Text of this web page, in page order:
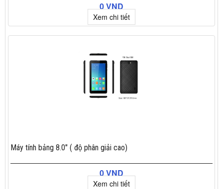
0 VND
Xem chi tiết
Máy tính bảng 8.0" ( độ phân giải cao)
0 VND
Xem chi tiết